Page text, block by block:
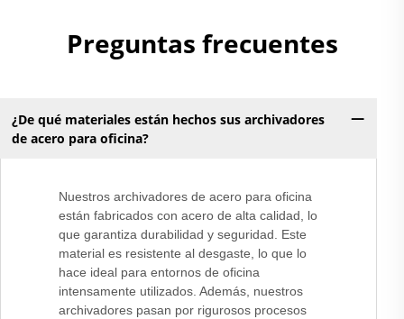
Preguntas frecuentes
¿De qué materiales están hechos sus archivadores
de acero para oficina?
Nuestros archivadores de acero para oficina
están fabricados con acero de alta calidad, lo
que garantiza durabilidad y seguridad. Este
material es resistente al desgaste, lo que lo
hace ideal para entornos de oficina
intensamente utilizados. Además, nuestros
archivadores pasan por rigurosos procesos